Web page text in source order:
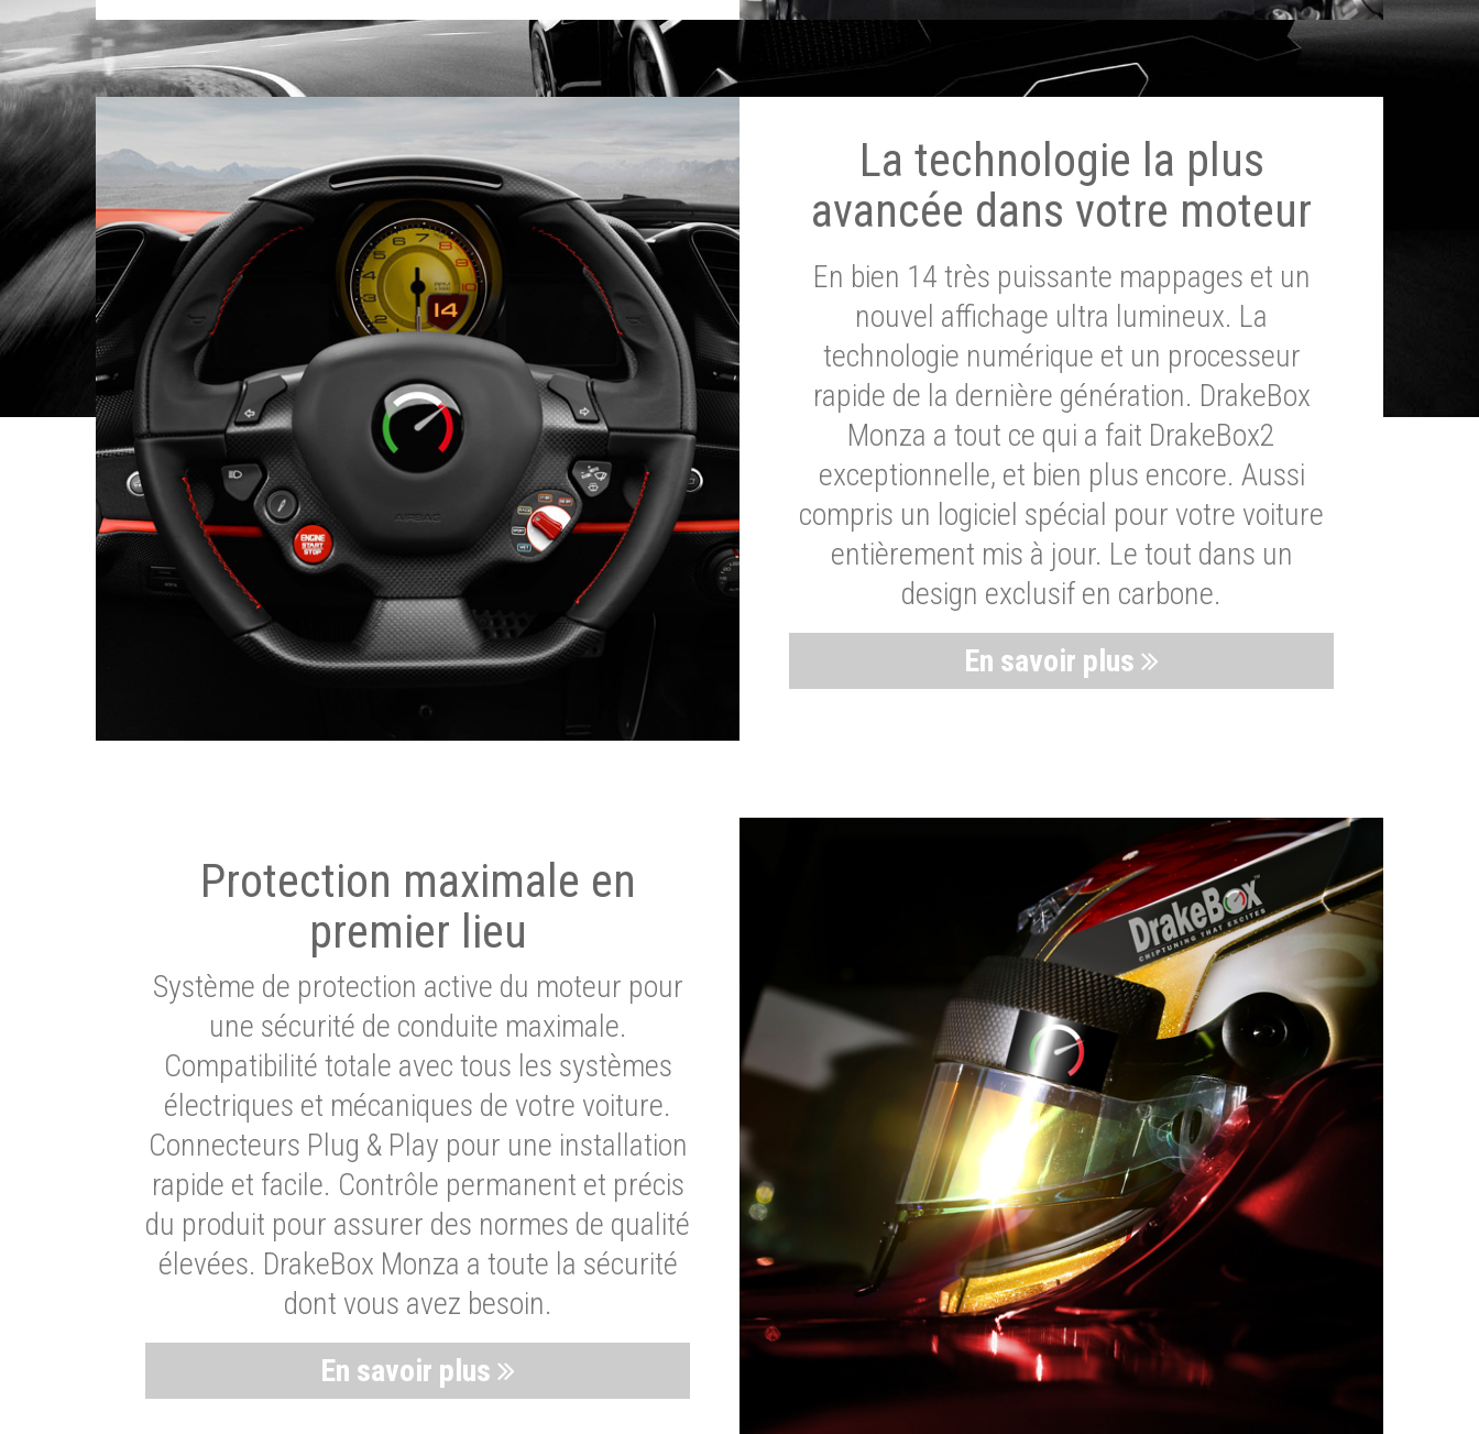
La technologie la plus
avancée dans votre moteur
En bien 14 très puissante mappages et un
nouvel affichage ultra lumineux. La
technologie numérique et un processeur
rapide de la dernière génération. DrakeBox
Monza a tout ce qui a fait DrakeBox2
exceptionnelle, et bien plus encore. Aussi
compris un logiciel spécial pour votre voiture
entièrement mis à jour. Le tout dans un
design exclusif en carbone.
En savoir plus
Protection maximale en
premier lieu
Système de protection active du moteur pour
une sécurité de conduite maximale.
Compatibilité totale avec tous les systèmes
électriques et mécaniques de votre voiture.
Connecteurs Plug & Play pour une installation
rapide et facile. Contrôle permanent et précis
du produit pour assurer des normes de qualité
élevées. DrakeBox Monza a toute la sécurité
dont vous avez besoin.
En savoir plus